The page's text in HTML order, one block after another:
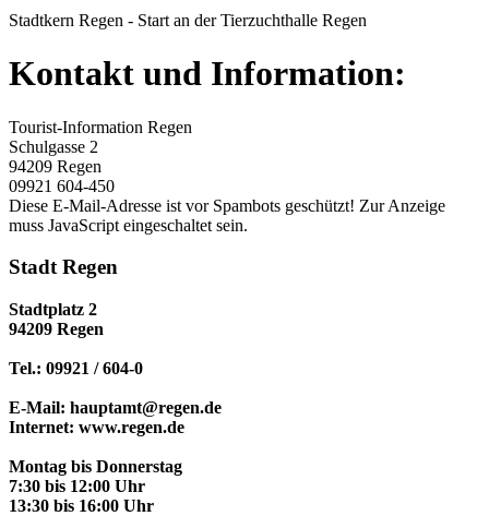
Stadtkern Regen - Start an der Tierzuchthalle Regen
Kontakt und Information:
Tourist-Information Regen
Schulgasse 2
94209 Regen
09921 604-450
Diese E-Mail-Adresse ist vor Spambots geschützt! Zur Anzeige
muss JavaScript eingeschaltet sein.
Stadt Regen
Stadtplatz 2
94209 Regen
Tel.: 09921 / 604-0
E-Mail: hauptamt@regen.de
Internet: www.regen.de
Montag bis Donnerstag
7:30 bis 12:00 Uhr
13:30 bis 16:00 Uhr